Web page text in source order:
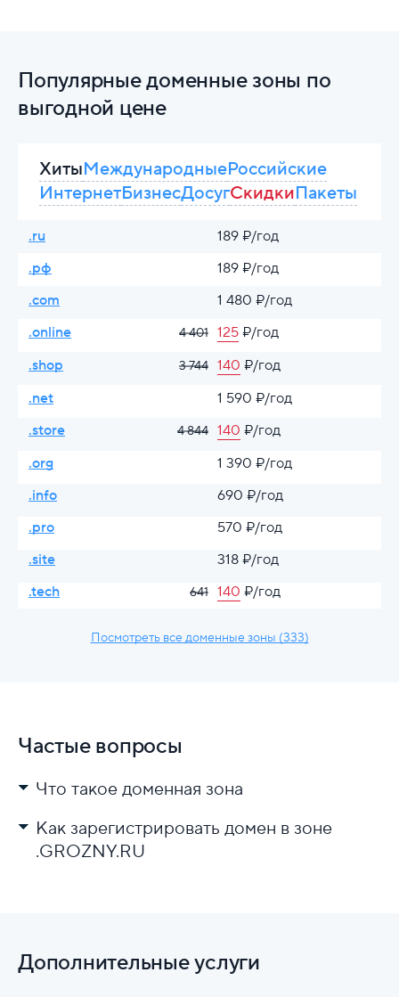
Популярные доменные зоны по
выгодной цене
ХитыМеждународныеРоссийские
ИнтернетБизнесДосугСкидкиПакеты
.ru
189 ₽/год
.рф
189 ₽/год
.com
1 480 ₽/год
.online
4 401 125 ₽/год
.shop
3 744 140 ₽/год
.net
1 590 ₽/год
.store
4 844 140 ₽/год
.org
1 390 ₽/год
.info
690 ₽/год
.pro
570 ₽/год
.site
318 ₽/год
.tech
641 140 ₽/год
Посмотреть все доменные зоны (333)
Частые вопросы
Что такое доменная зона
Как зарегистрировать домен в зоне
.GROZNY.RU
Настройте DNS.
Дополнительные услуги